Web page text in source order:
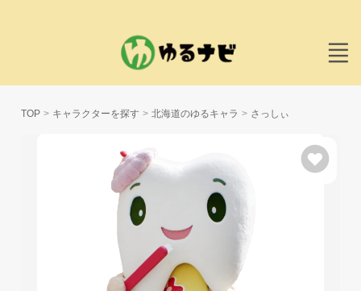
TOP キャラクターを探す 北海道のゆるキャラ さっしぃ